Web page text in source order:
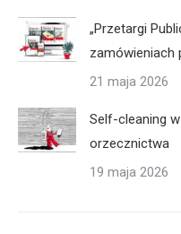
„Przetargi
zamówieniach
21 maja 2026
Self-cleaning
orzecznictwa
19 maja 2026